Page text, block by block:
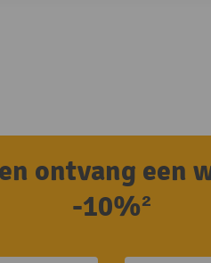
ontvang een
-10%²